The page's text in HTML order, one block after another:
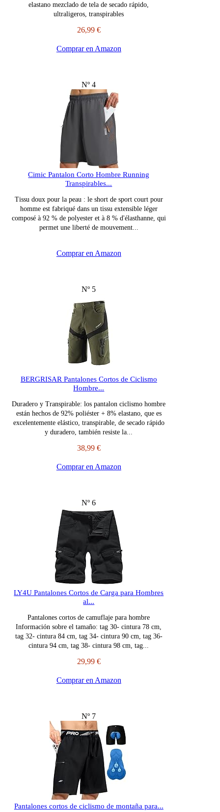
elastano mezclado de tela de secado rápido,
ultraligeros, transpirables
26,99 €
Comprar en Amazon
Nº 4
Cimic Pantalon Corto Hombre Running
Transpirables...
Tissu doux pour la peau : le short de sport court pour
homme est fabriqué dans un tissu extensible léger
composé à 92 % de polyester et à 8 % d'élasthanne, qui
permet une liberté de mouvement...
Comprar en Amazon
Nº 5
BERGRISAR Pantalones Cortos de Ciclismo
Hombre...
Duradero y Transpirable: los pantalon ciclismo hombre
están hechos de 92% poliéster + 8% elastano, que es
excelentemente elástico, transpirable, de secado rápido
y duradero, también resiste la...
38,99 €
Comprar en Amazon
Nº 6
LY4U Pantalones Cortos de Carga para Hombres
al...
Pantalones cortos de camuflaje para hombre
Información sobre el tamaño: tag 30- cintura 78 cm,
tag 32- cintura 84 cm, tag 34- cintura 90 cm, tag 36-
cintura 94 cm, tag 38- cintura 98 cm, tag...
29,99 €
Comprar en Amazon
Nº 7
Pantalones cortos de ciclismo de montaña para...